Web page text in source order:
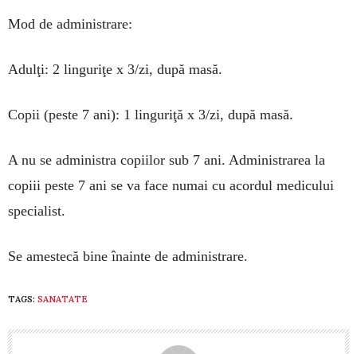
Mod de administrare:
Adulţi: 2 linguriţe x 3/zi, după masă.
Copii (peste 7 ani): 1 linguriţă x 3/zi, după masă.
A nu se administra copiilor sub 7 ani. Administrarea la
copiii peste 7 ani se va face numai cu acordul medicului
specialist.
Se amestecă bine înainte de administrare.
TAGS: SANATATE